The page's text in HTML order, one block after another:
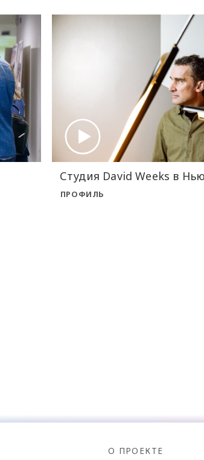
Студия David Weeks в
ПРОФИЛЬ
О ПРОЕКТЕ